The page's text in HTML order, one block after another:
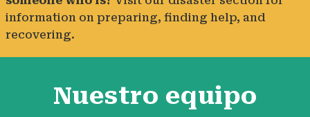
information on preparing, finding help, and
recovering.
Nuestro equipo